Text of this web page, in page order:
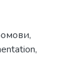
,
,